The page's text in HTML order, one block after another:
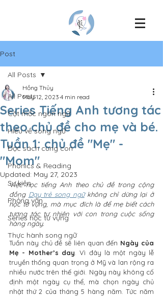
Post
All Posts
Cột mốc ngôn ngữ
Hiểu về song ngữ
Đọc sách cùng con
Phonics & Reading
Sự kiện
Phỏng vấn
Series học từ vựng
Thực hành song ngữ
All Posts
Series Tiếng Anh tương tác
theo chủ đề cho mẹ và bé.
Tuần 1: chủ đề "Mẹ" -
"Mom"
Hồng Thủy
May 12, 2023 4 min read
Updated: May 27, 2023
Việc học tiếng Anh theo chủ đề trong cộng
đồng Dạy trẻ song ngữ không chỉ dừng lại ở
học từ vựng, mà mục đích là để mẹ biết cách
tương tác tự nhiên với con trong cuộc sống
hàng ngày.
Tuần này chủ đề sẽ liên quan đến Ngày của
Mẹ - Mother’s day . Vì đây là một ngày lễ
truyền thống quan trọng ở Mỹ và lan rộng ra
nhiều nước trên thế giới. Ngày này không cố
định một ngày cụ thể, mà chọn ngày chủ
nhật thứ 2 của tháng 5 hàng năm. Tức năm